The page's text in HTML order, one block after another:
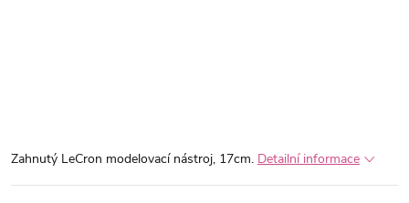
Zahnutý LeCron modelovací nástroj, 17cm. Detailní informace